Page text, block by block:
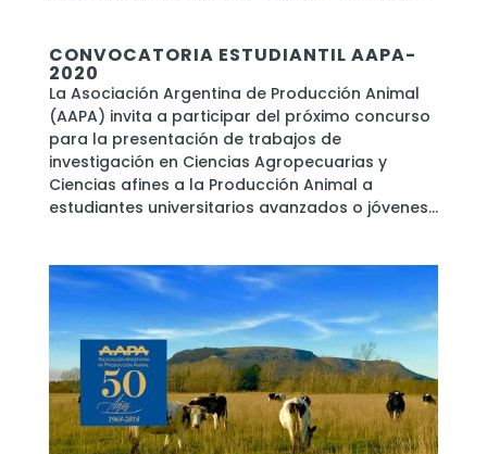
CONVOCATORIA ESTUDIANTIL AAPA-
2020
La Asociación Argentina de Producción Animal
(AAPA) invita a participar del próximo concurso
para la presentación de trabajos de
investigación en Ciencias Agropecuarias y
Ciencias afines a la Producción Animal a
estudiantes universitarios avanzados o jóvenes...